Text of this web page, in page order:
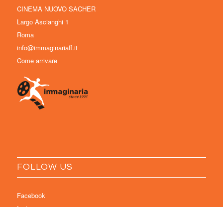
CINEMA NUOVO SACHER
Largo Ascianghi 1
Roma
info@immaginariaff.it
Come arrivare
FOLLOW US
Facebook